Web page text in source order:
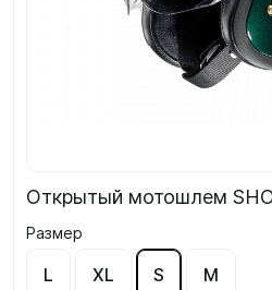
Открытый мотошлем
Размер
L XL S M